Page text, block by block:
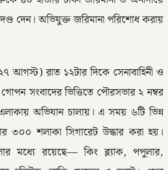
দেন। অভিযুক্ত জরিমানা পরিশোধ করায়
আগস্ট) রাত ১২টার দিকে সেনাবাহিনী ও
সংবাদের ভিত্তিতে পৌরসভার ২ নম্বর
এলাকায় অভিযান চালায়। এ সময় ৬টি ভিন্ন
৩০০ শলাকা সিগারেট উদ্ধার করা হয়।
মধ্যে রয়েছে— কিং ব্ল্যাক, পপুলার,